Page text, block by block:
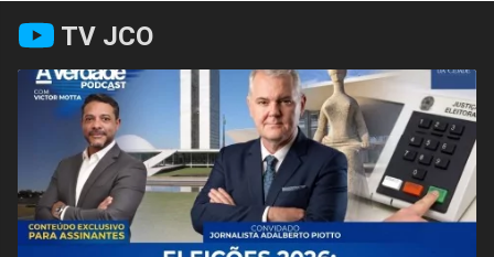
TV JCO